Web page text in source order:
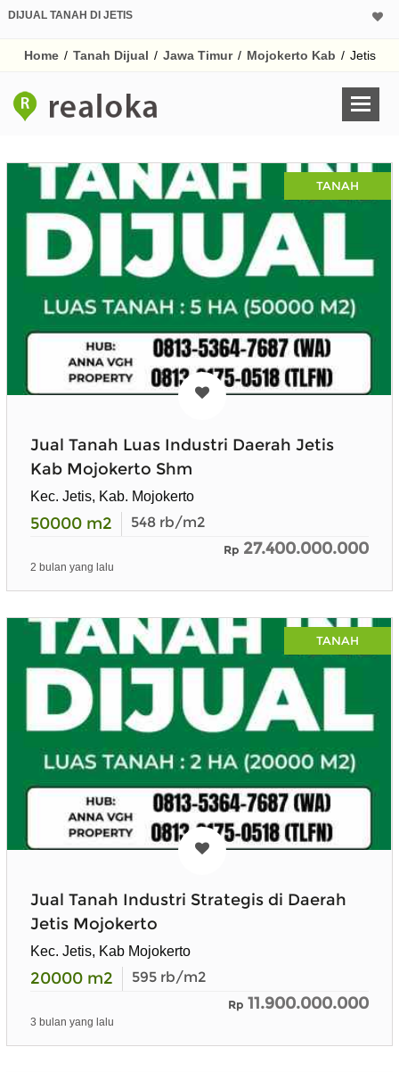
DIJUAL TANAH DI JETIS
Home / Tanah Dijual / Jawa Timur / Mojokerto Kab / Jetis
TANAH
Jual Tanah Luas Industri Daerah Jetis
Kab Mojokerto Shm
Kec. Jetis, Kab. Mojokerto
50000 m2 548 rb/m2
Rp 27.400.000.000
2 bulan yang lalu
TANAH
Jual Tanah Industri Strategis di Daerah
Jetis Mojokerto
Kec. Jetis, Kab Mojokerto
20000 m2 595 rb/m2
Rp 11.900.000.000
3 bulan yang lalu